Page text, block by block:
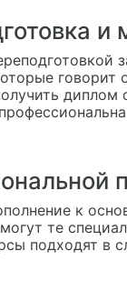
и
говорит
к
те
подходят в